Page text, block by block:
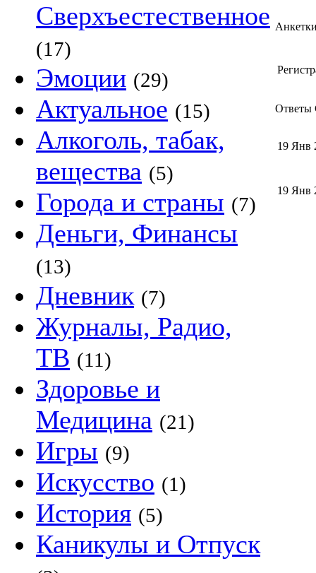
Сверхъестественное
(17)
Эмоции (29)
Актуальное (15)
Алкоголь, табак,
вещества (5)
Города и страны (7)
Деньги, Финансы
(13)
Дневник (7)
Журналы, Радио,
ТВ (11)
Здоровье и
Медицина (21)
Игры (9)
Искусство (1)
История (5)
Каникулы и Отпуск
Ответы
19 Янв
19 Янв